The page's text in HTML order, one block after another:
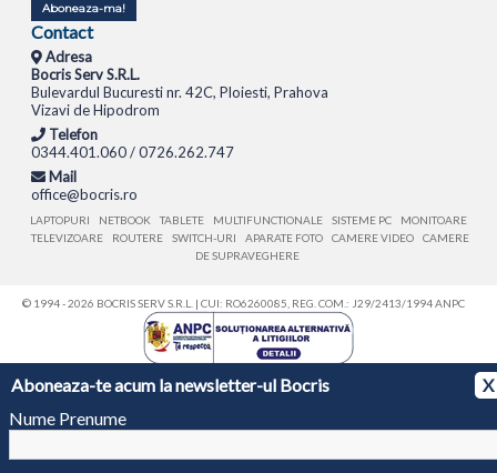
Aboneaza-te acum la newsletter-ul Bocris
X
Nume Prenume
Aboneaza-ma!
Contact
Adresa
Bocris Serv S.R.L.
Bulevardul Bucuresti nr. 42C, Ploiesti, Prahova
Vizavi de Hipodrom
Telefon
0344.401.060 / 0726.262.747
Mail
office@bocris.ro
LAPTOPURI NETBOOK TABLETE MULTIFUNCTIONALE SISTEME PC
MONITOARE
TELEVIZOARE
ROUTERE SWITCH-URI APARATE FOTO CAMERE VIDEO
CAMERE
DE SUPRAVEGHERE
© 1994 - 2026 BOCRIS SERV S.R.L. | CUI: RO6260085, REG. COM.: J29/2413/1994ANPC